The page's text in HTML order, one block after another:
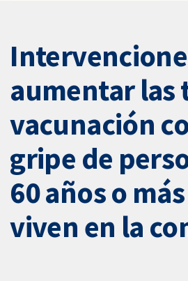
aumentar las
vacunación
gripe de
60 años o
viven en la